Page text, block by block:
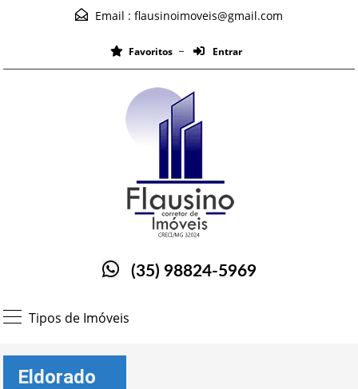
Email : flausinoimoveis@gmail.com
Favoritos Entrar
(35) 98824-5969
Tipos de Imóveis
Eldorado